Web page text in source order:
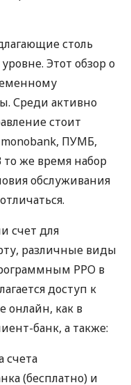
столь
Этот обзор о
Среди активно
стоит
monobank, ПУМБ,
то же время набор
обслуживания
счет для
различные виды
РРО в
доступ к
онлайн, как в
банк, а также:
счета
(бесплатно) и